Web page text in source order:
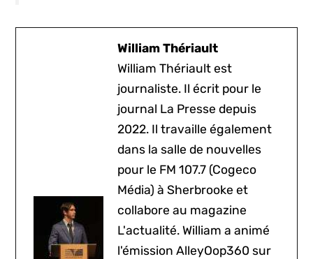
William Thériault
William Thériault est
journaliste. Il écrit pour le
journal La Presse depuis
2022. Il travaille également
dans la salle de nouvelles
pour le FM 107.7 (Cogeco
Média) à Sherbrooke et
collabore au magazine
L'actualité. William a animé
l'émission AlleyOop360 sur